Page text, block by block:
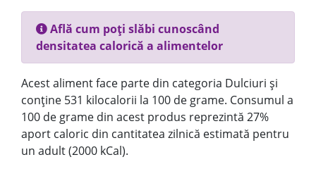
Află cum poți slăbi cunoscând
densitatea calorică a alimentelor
Acest aliment face parte din categoria Dulciuri și
conține 531 kilocalorii la 100 de grame. Consumul a
100 de grame din acest produs reprezintă 27%
aport caloric din cantitatea zilnică estimată pentru
un adult (2000 kCal).